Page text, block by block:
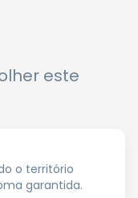
este
o território
garantida.